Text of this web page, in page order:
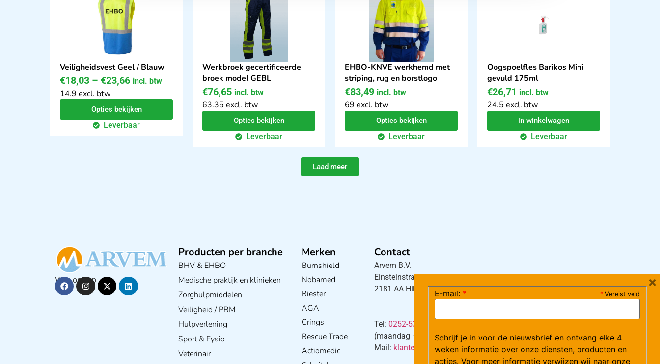
Veiligheidsvest Geel / Blauw
€18,03 – €23,66 incl. btw
14.9 excl. btw
Opties bekijken
Leverbaar
Werkbroek gecertificeerde
broek model GEBL
€76,65 incl. btw
63.35 excl. btw
Opties bekijken
Leverbaar
EHBO-KNVE werkhemd met
striping, rug en borstlogo
€83,49 incl. btw
69 excl. btw
Opties bekijken
Leverbaar
Oogspoelfles Barikos Mini
gevuld 175ml
€26,71 incl. btw
24.5 excl. btw
In winkelwagen
Leverbaar
Laad meer
Volg ons op
Producten per branche
BHV & EHBO
Medische praktijk en klinieken
Zorghulpmiddelen
Veiligheid / PBM
Hulpverlening
Sport & Fysio
Veterinair
Merken
Burnshield
Nobamed
Riester
AGA
Crings
Rescue Trade
Actiomedic
Contact
Arvem B.V.
Einsteinstraat 5
2181 AA Hillegom
Tel: 0252-533256
(maandag – donderdag 08:30-17:15 uur / vrijdag 08:30-16:00 uur)
Mail: klantenservice@arvem.nl
* Vereist veld
E-mail: *
Schrijf je in voor de nieuwsbrief en ontvang elke 4
weken informatie over onze diensten, producten en
acties. Voor meer informatie verwijzen wij naar onze
×